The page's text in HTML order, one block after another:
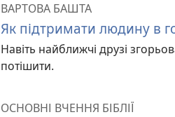
ВАРТОВА БАШТА
Як підтримати людину в
Навіть найближчі друзі
потішити.
ОСНОВНІ ВЧЕННЯ БІБЛІЇ